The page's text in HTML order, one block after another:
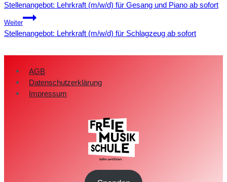
Stellenangebot: Lehrkraft (m/w/d) für Gesang und Piano ab sofort
Weiter
Stellenangebot: Lehrkraft (m/w/d) für Schlagzeug ab sofort
AGB
Datenschutzerklärung
Impressum